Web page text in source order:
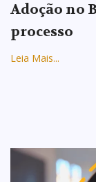
Adoção no
processo
Leia Mais...